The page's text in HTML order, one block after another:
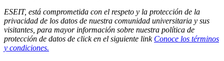
ESEIT, está comprometida con el respeto y la protección de la
privacidad de los datos de nuestra comunidad universitaria y sus
visitantes, para mayor información sobre nuestra política de
protección de datos de click en el siguiente link Conoce los términos
y condiciones.